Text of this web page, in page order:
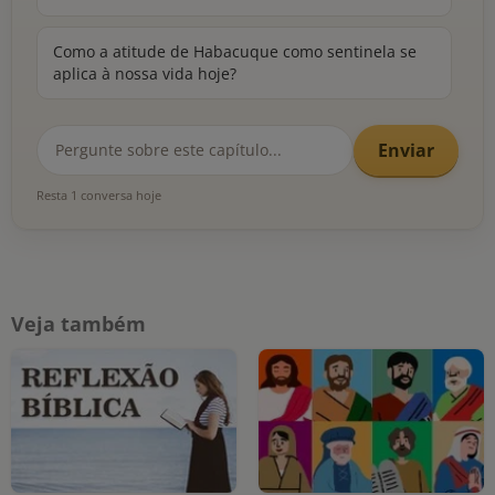
Como a atitude de Habacuque como sentinela se
aplica à nossa vida hoje?
Enviar
Resta 1 conversa hoje
Veja também